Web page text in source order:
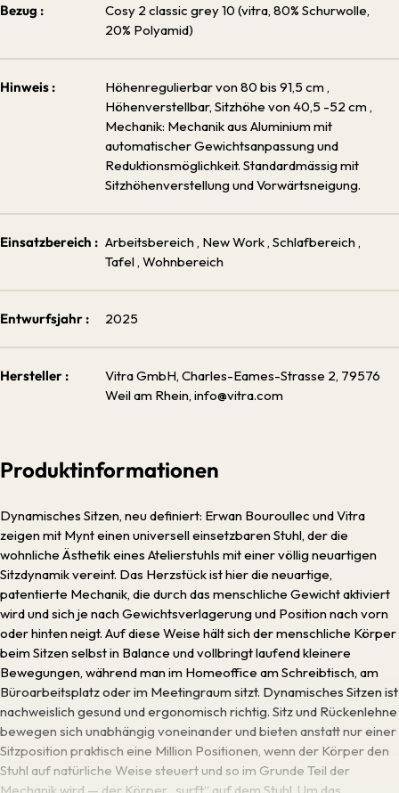
Bezug :
Cosy 2 classic grey 10 (vitra, 80% Schurwolle,
20% Polyamid)
Hinweis : Höhenregulierbar von 80 bis 91,5 cm ,
Höhenverstellbar, Sitzhöhe von 40,5 -52 cm ,
Mechanik: Mechanik aus Aluminium mit
automatischer Gewichtsanpassung und
Reduktionsmöglichkeit. Standardmässig mit
Sitzhöhenverstellung und Vorwärtsneigung.
Einsatzbereich : Arbeitsbereich , New Work , Schlafbereich ,
Tafel , Wohnbereich
Entwurfsjahr : 2025
Hersteller :
Vitra GmbH, Charles-Eames-Strasse 2, 79576
Weil am Rhein, info@vitra.com
Produktinformationen
Dynamisches Sitzen, neu definiert: Erwan Bouroullec und Vitra
zeigen mit Mynt einen universell einsetzbaren Stuhl, der die
wohnliche Ästhetik eines Atelierstuhls mit einer völlig neuartigen
Sitzdynamik vereint. Das Herzstück ist hier die neuartige,
patentierte Mechanik, die durch das menschliche Gewicht aktiviert
wird und sich je nach Gewichtsverlagerung und Position nach vorn
oder hinten neigt. Auf diese Weise hält sich der menschliche Körper
beim Sitzen selbst in Balance und vollbringt laufend kleinere
Bewegungen, während man im Homeoffice am Schreibtisch, am
Büroarbeitsplatz oder im Meetingraum sitzt. Dynamisches Sitzen ist
nachweislich gesund und ergonomisch richtig. Sitz und Rückenlehne
bewegen sich unabhängig voneinander und bieten anstatt nur einer
Sitzposition praktisch eine Million Positionen, wenn der Körper den
Stuhl auf natürliche Weise steuert und so im Grunde Teil der
Mechanik wird — der Körper „surft“ auf dem Stuhl. Um das